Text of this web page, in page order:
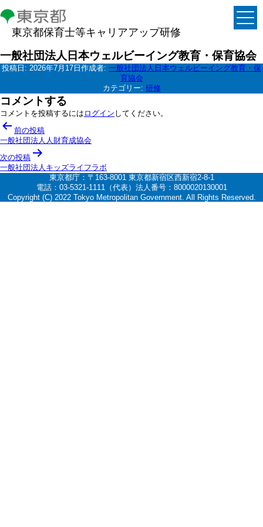
東京都保育士等キャリアアップ研修
一般社団法人日本ウェルビーイング教育・保育協会
投稿日: 2026年7月17日 作成者: 一般社団法人日本ウェルビーイング教育・保
育協会
カテゴリー: 研修
コメントする
コメントを投稿するには ログイン してください。
投
稿
ナ
ビ
ー
前の投稿
一般社団法人人財育成協会
次の投稿
一般社団法人キッズライフラボ
東京都庁：〒163-8001 東京都新宿区西新宿2-8-1
電話：03-5321-1111（代表）法人番号：8000020130001
Copyright (C) 2022 Tokyo Metropolitan Government. All Rights Reserved.